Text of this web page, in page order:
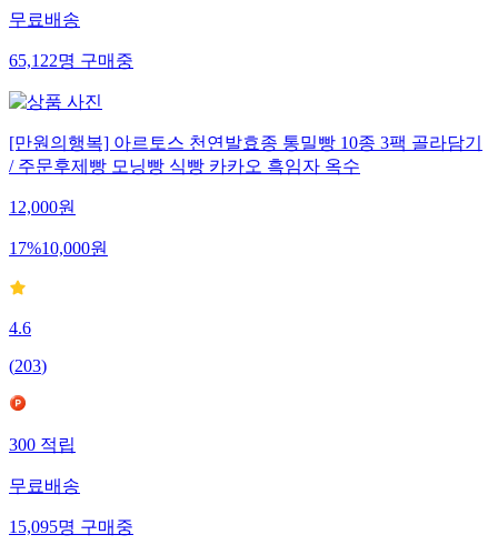
무료배송
65,122명 구매중
[만원의행복] 아르토스 천연발효종 통밀빵 10종 3팩 골라담기
/ 주문후제빵 모닝빵 식빵 카카오 흑임자 옥수
12,000원
17%10,000원
4.6
(203)
300 적립
무료배송
15,095명 구매중